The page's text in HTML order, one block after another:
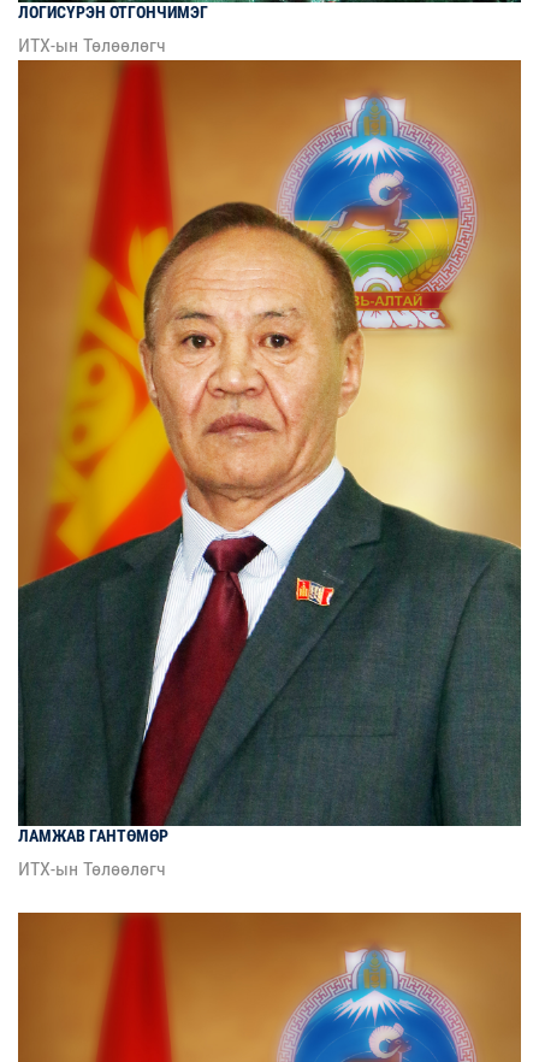
ЛОГИСҮРЭН ОТГОНЧИМЭГ
ИТХ-ын Төлөөлөгч
ЛАМЖАВГАНТӨМӨР
ИТХ-ын Төлөөлөгч